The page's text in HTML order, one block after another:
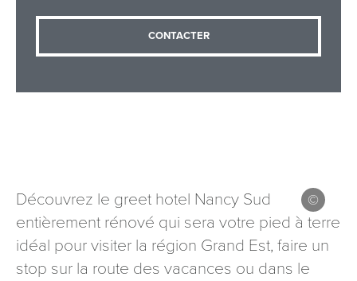
CONTACTER
Découvrez le greet hotel Nancy Sud
entièrement rénové qui sera votre pied à terre
idéal pour visiter la région Grand Est, faire un
stop sur la route des vacances ou dans le
Message*
Les informations recueillies à partir de ce formulaire sont
nécessaires au traitement de votre demande (sauf
mention contraire). Vous disposez d’un droit d’accès, de
rectification et d’opposition aux données vous concernant,
que vous pouvez exercer en adressant une demande par